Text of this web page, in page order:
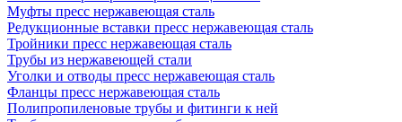
Муфты пресс нержавеющая сталь
Редукционные вставки пресс нержавеющая сталь
Тройники пресс нержавеющая сталь
Трубы из нержавеющей стали
Уголки и отводы пресс нержавеющая сталь
Фланцы пресс нержавеющая сталь
Полипропиленовые трубы и фитинги к ней